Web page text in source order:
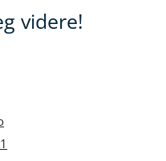
videre!